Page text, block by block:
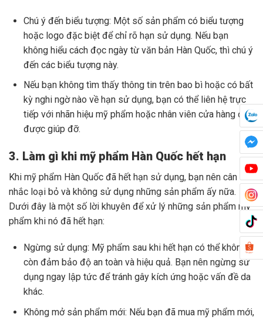
Chú ý đến biểu tượng: Một số sản phẩm có biểu tượng
hoặc logo đặc biệt để chỉ rõ hạn sử dụng. Nếu bạn
không hiểu cách đọc ngày từ văn bản Hàn Quốc, thì chú ý
đến các biểu tượng này.
Nếu bạn không tìm thấy thông tin trên bao bì hoặc có bất
kỳ nghi ngờ nào về hạn sử dụng, bạn có thể liên hệ trực
tiếp với nhãn hiệu mỹ phẩm hoặc nhân viên cửa hàng để
được giúp đỡ.
3. Làm gì khi mỹ phẩm Hàn Quốc hết hạn
Khi mỹ phẩm Hàn Quốc đã hết hạn sử dụng, bạn nên cân
nhắc loại bỏ và không sử dụng những sản phẩm ấy nữa.
Dưới đây là một số lời khuyên để xử lý những sản phẩm mỹ
phẩm khi nó đã hết hạn:
Ngừng sử dụng: Mỹ phẩm sau khi hết hạn có thể không
còn đảm bảo độ an toàn và hiệu quả. Bạn nên ngừng sử
dụng ngay lập tức để tránh gây kích ứng hoặc vấn đề da
khác.
Không mở sản phẩm mới: Nếu bạn đã mua mỹ phẩm mới,